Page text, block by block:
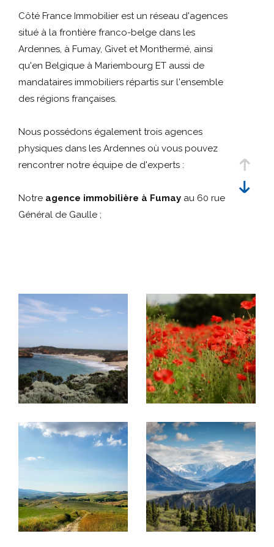
Côté France Immobilier est un réseau d'agences
situé à la frontière franco-belge dans les
Ardennes, à Fumay, Givet et Monthermé, ainsi
qu'en Belgique à Mariembourg ET aussi de
mandataires immobiliers répartis sur l'ensemble
des régions françaises.
Nous possédons également trois agences
physiques dans les Ardennes où vous pouvez
rencontrer notre équipe de d'experts :
Notre agence immobilière à Fumay au 60 rue
Général de Gaulle ;
Projet immobilier en France et en
Belgique, découvrez nos
prestations !
Acheter ou vendre un bien
Ce réseau a été créé pour
aider des
propriétaires à vendre leurs biens
immobiliers à une clientèle française mais
aussi internationaleet inversement pouraider
la clientèle étrangère à trouver le bien de
leurs rêves en France.
critères
Rechercher